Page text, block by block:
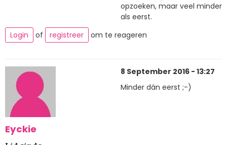
opzoeken, maar veel minder
als eerst.
Login
of registreer om te reageren
Eyckie
8 September 2016 - 13:27
Minder dán eerst ;-)